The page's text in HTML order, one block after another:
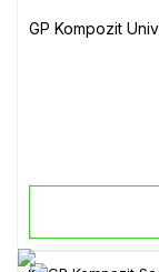
GP Kompozit